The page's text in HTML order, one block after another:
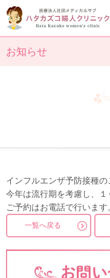
お知らせ
インフルエンザ予防接種の
今年は流行期を考慮し、１
ご予約はお電話で行います
一覧へ戻る